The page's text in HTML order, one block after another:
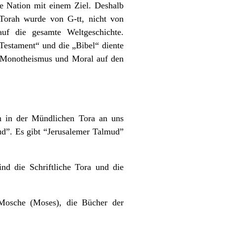
Nation mit einem Ziel. Deshalb
wurde von G-tt, nicht von
die gesamte Weltgeschichte.
und die „Bibel“ diente
und Moral auf den
in der Mündlichen Tora an uns
Es gibt “Jerusalemer Talmud”
die Schriftliche Tora und die